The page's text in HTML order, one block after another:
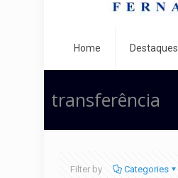
Home Destaques
transferência
Filter by Categories